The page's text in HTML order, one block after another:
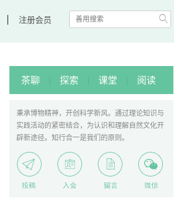
注册会员 
茶聊 探索 课堂 阅读
秉承博物精神，开创科学新风。通过理论知识与
实践活动的紧密结合，为认识和理解自然文化开
辟新途径。知行合一是我们的原则。